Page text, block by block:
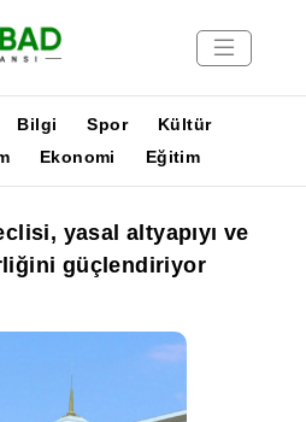
Bilgi Spor
Kültür
Ekonomi Eğitim
yasal altyapıyı ve
güçlendiriyor